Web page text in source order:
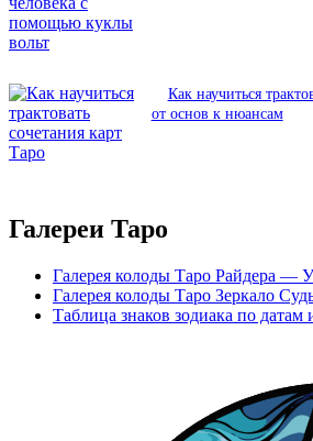
Как научиться
от основ к нюансам
Галереи Таро
Галерея колоды Таро Райдера —
Галерея колоды Таро Зеркало
Таблица знаков зодиака по датам